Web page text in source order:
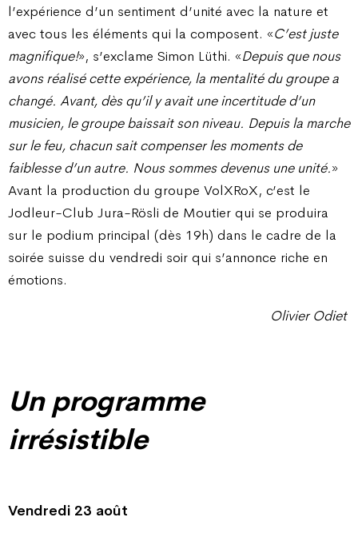
l’expérience d’un sentiment d’unité avec la nature et
avec tous les éléments qui la composent. «C’est juste
magnifique!», s’exclame Simon Lüthi. «Depuis que nous
avons réalisé cette expérience, la mentalité du groupe a
changé. Avant, dès qu’il y avait une incertitude d’un
musicien, le groupe baissait son niveau. Depuis la marche
sur le feu, chacun sait compenser les moments de
faiblesse d’un autre. Nous sommes devenus une unité.»
Avant la production du groupe VolXRoX, c’est le
Jodleur-Club Jura-Rösli de Moutier qui se produira
sur le podium principal (dès 19h) dans le cadre de la
soirée suisse du vendredi soir qui s’annonce riche en
émotions.
Olivier Odiet
Un programme
irrésistible
Vendredi 23 août